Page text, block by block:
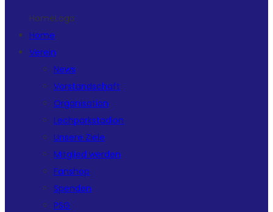
HomeLogo
Home
Verein
News
Vorstandschaft
Organisation
Lechparkstadion
Unsere Ziele
Mitglied werden
Fanshop
Spenden
PSG